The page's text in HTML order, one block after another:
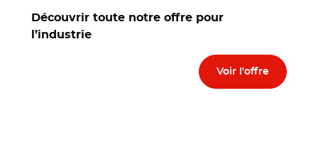
Découvrir toute notre offre pour
l’industrie
Voir l'offre